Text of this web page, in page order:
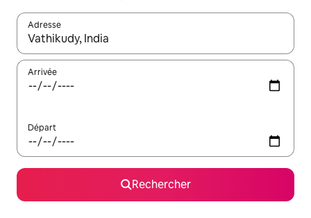
Adresse
Lorsque les résultats s'affichent, utilisez les flèches vers le
Arrivée
Départ
Rechercher